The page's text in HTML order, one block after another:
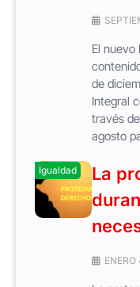
El nuevo
de
Integral
través
agosto
Igualdad
La